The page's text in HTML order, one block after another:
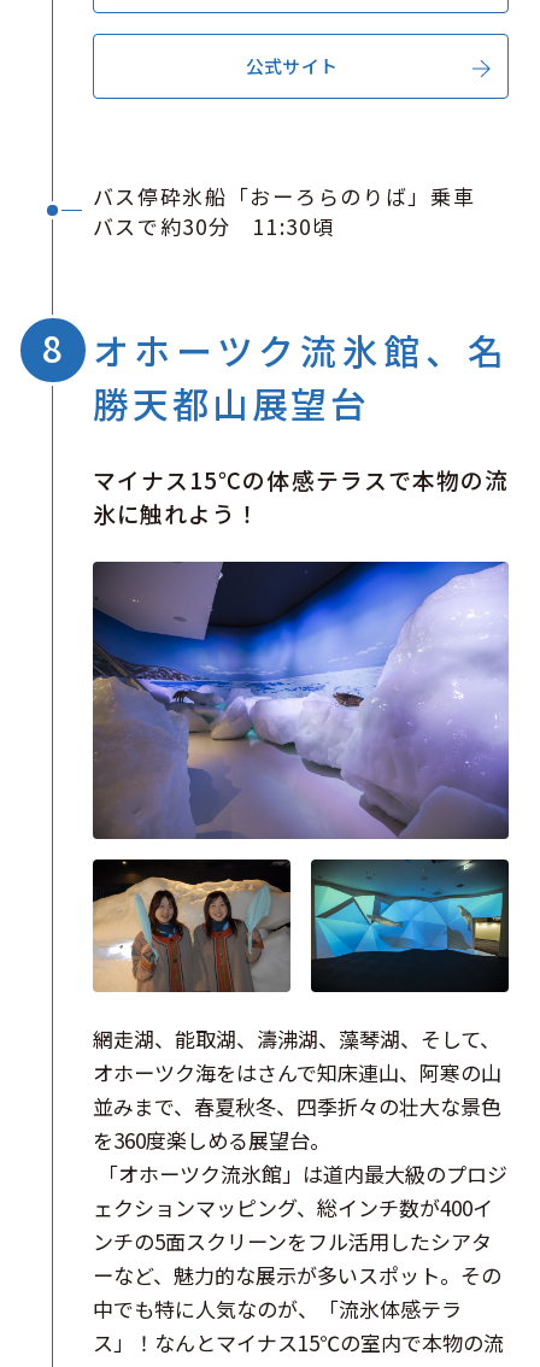
公式サイト
バス停砕氷船「おーろらのりば」乗車
バスで約30分 11:30頃
オホーツク流氷館、名
勝天都山展望台
マイナス15℃の体感テラスで本物の流
氷に触れよう！
網走湖、能取湖、濤沸湖、藻琴湖、そして、
オホーツク海をはさんで知床連山、阿寒の山
並みまで、春夏秋冬、四季折々の壮大な景色
を360度楽しめる展望台。
「オホーツク流氷館」は道内最大級のプロジ
ェクションマッピング、総インチ数が400イ
ンチの5面スクリーンをフル活用したシアタ
ーなど、魅力的な展示が多いスポット。その
中でも特に人気なのが、「流氷体感テラ
ス」！なんとマイナス15℃の室内で本物の流